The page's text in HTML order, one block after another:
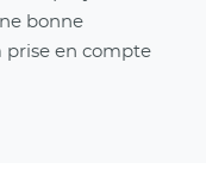
bonne
prise en compte